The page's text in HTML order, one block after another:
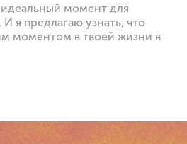
момент для
я предлагаю узнать, что
моментом в твоей жизни в